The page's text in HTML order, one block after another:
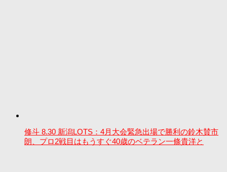
修斗 8.30 新潟LOTS：4月大会緊急出場で勝利の鈴木賛市
朗、プロ2戦目はもうすぐ40歳のベテラン一條貴洋と